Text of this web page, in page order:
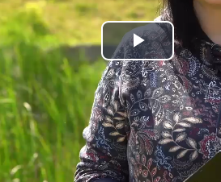
Prehrať
video